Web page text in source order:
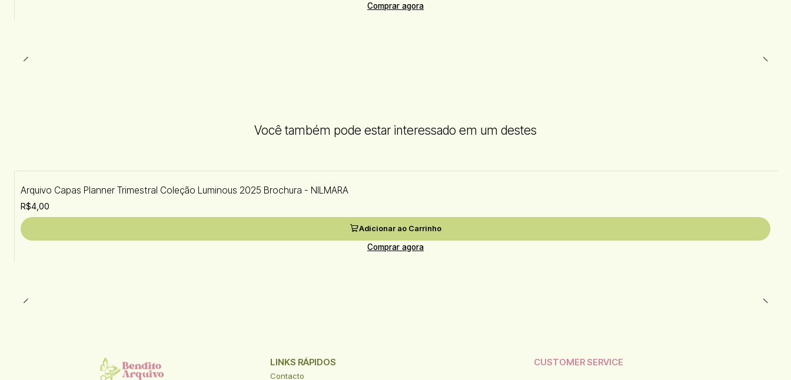
Comprar agora
Você também pode estar interessado em um destes
Arquivo Capas Planner Trimestral Coleção Luminous 2025 Brochura - NILMARA
R$4,00
Adicionar ao Carrinho
Comprar agora
LINKS RÁPIDOS
Contacto
CUSTOMER SERVICE